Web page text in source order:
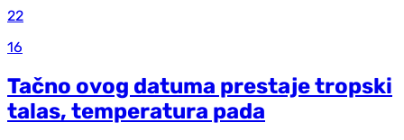
22
16
Tačno ovog datuma prestaje tropski
talas, temperatura pada